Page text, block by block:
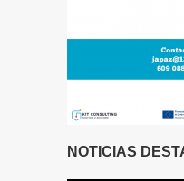
NOTICIAS